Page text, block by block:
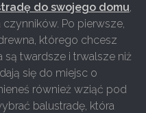
do swojego domu,
Po pierwsze,
którego chcesz
są twardsze i trwalsze niż
się do miejsc o
również wziąć pod
balustradę, która